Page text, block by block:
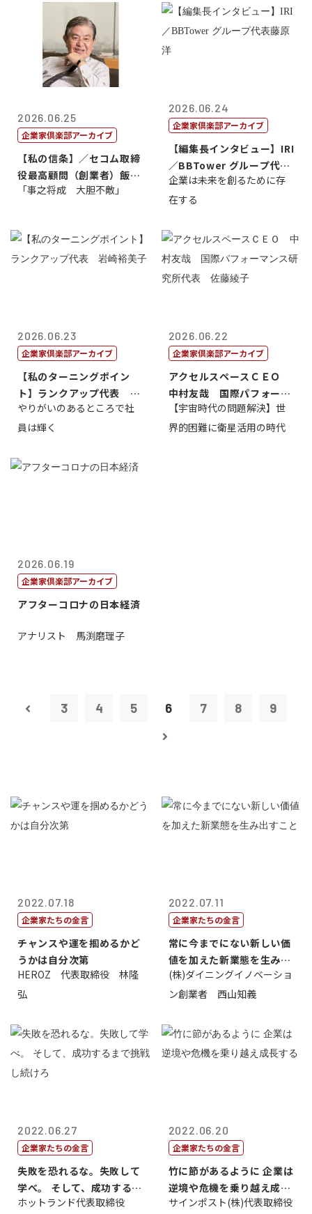
2026.06.25
企業家倶楽部アーカイブ
【私の信条】／セコム取締
役最高顧問（創業者）飯田
亮
「事之将成 大胆不敵」
2026.06.24
企業家倶楽部アーカイブ
【編集長インタビュー】IRI
／BBTower グループ代表
藤...
企業は未来を創るために存
在する
2026.06.23
企業家倶楽部アーカイブ
【私のターニングポイン
ト】ランクアップ代表 岩
崎裕美子
やりがいのあるところで社
員は輝く
2026.06.22
企業家倶楽部アーカイブ
アクセルスペースＣＥＯ
中村友哉 国際パフォーマ
ンス研究所代...
【宇宙時代の問題解決】世
界的困難に衛星活用の時代
2026.06.19
企業家倶楽部アーカイブ
アフターコロナの日本経済
アナリスト 馬渕磨理子
3 4 5 6 7 8 9
2022.07.18
企業家たちの金言
チャンスや運を掴めるかど
うかは自分次第
HEROZ 代表取締役 林隆
弘
2022.07.11
企業家たちの金言
常に今までにない新しい価
値を加えた新業態を生み出
すこと
(株)ダイニングイノベーショ
ン創業者 西山知義
2022.06.27
企業家たちの金言
失敗を恐れるな。失敗して
学べ。 そして、成功するま
で挑戦し続...
ホットランド代表取締役
2022.06.20
企業家たちの金言
竹に節があるように 企業は
逆境や危機を乗り越え成長
する
サインポスト(株)代表取締役